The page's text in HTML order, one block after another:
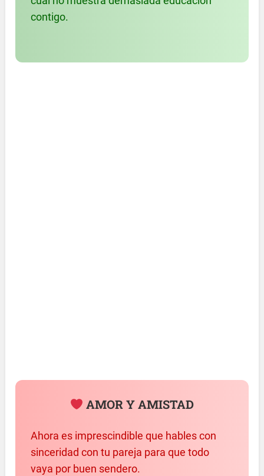
contigo.
AMOR Y AMISTAD
Ahora es imprescindible que hables con
sinceridad con tu pareja para que todo
vaya por buen sendero.